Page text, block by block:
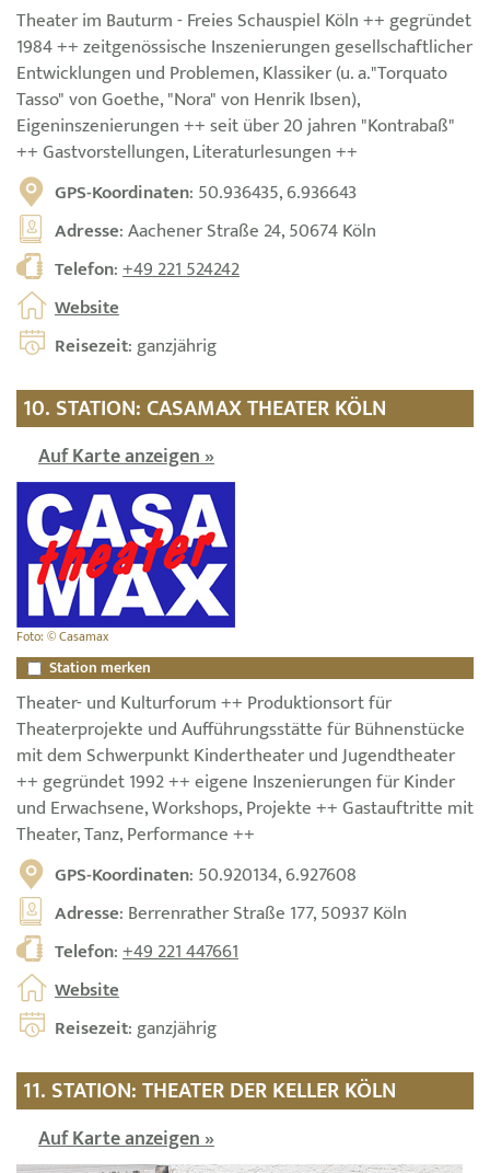
Theater im Bauturm - Freies Schauspiel Köln ++ gegründet
1984 ++ zeitgenössische Inszenierungen gesellschaftlicher
Entwicklungen und Problemen, Klassiker (u. a."Torquato
Tasso" von Goethe, "Nora" von Henrik Ibsen),
Eigeninszenierungen ++ seit über 20 jahren "Kontrabaß"
++ Gastvorstellungen, Literaturlesungen ++
GPS-Koordinaten: 50.936435, 6.936643
Adresse: Aachener Straße 24, 50674 Köln
Telefon:+49 221 524242
Website
Reisezeit: ganzjährig
10. STATION: CASAMAX THEATER KÖLN
Auf Karte anzeigen »
Foto: © Casamax
Station merken
Theater- und Kulturforum ++ Produktionsort für
Theaterprojekte und Aufführungsstätte für Bühnenstücke
mit dem Schwerpunkt Kindertheater und Jugendtheater
++ gegründet 1992 ++ eigene Inszenierungen für Kinder
und Erwachsene, Workshops, Projekte ++ Gastauftritte mit
Theater, Tanz, Performance ++
GPS-Koordinaten: 50.920134, 6.927608
Adresse: Berrenrather Straße 177, 50937 Köln
Telefon:+49 221 447661
Website
Reisezeit: ganzjährig
11. STATION: THEATER DER KELLER KÖLN
Auf Karte anzeigen »